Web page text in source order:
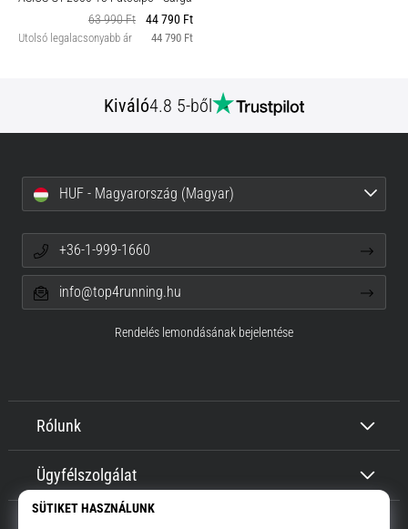
63 990 Ft
44 790 Ft
Utolsó legalacsonyabb ár 44 790 Ft
Kiváló4.8 5-ből
Rólunk
Ügyfélszolgálat
HUF - Magyarország (Magyar)
+36-1-999-1660
info@top4running.hu
Rendelés lemondásának bejelentése